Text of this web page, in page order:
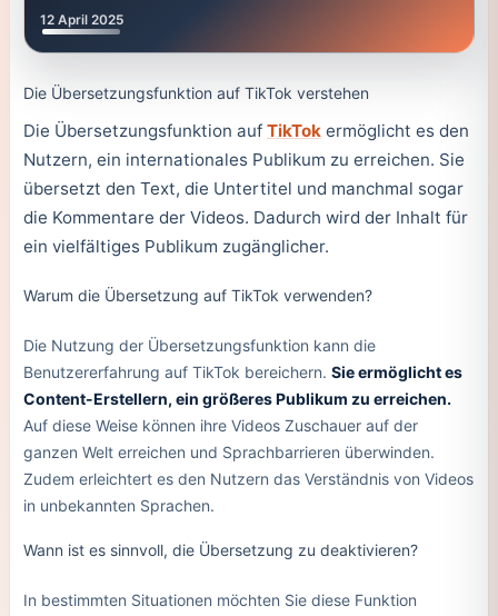
12 April 2025
Die Übersetzungsfunktion auf TikTok verstehen
Die Übersetzungsfunktion auf TikTokermöglicht es den
Nutzern, ein internationales Publikum zu erreichen. Sie
übersetzt den Text, die Untertitel und manchmal sogar
die Kommentare der Videos. Dadurch wird der Inhalt für
ein vielfältiges Publikum zugänglicher.
Warum die Übersetzung auf TikTok verwenden?
Die Nutzung der Übersetzungsfunktion kann die
Benutzererfahrung auf TikTok bereichern. Sie ermöglicht es
Content-Erstellern, ein größeres Publikum zu erreichen.
Auf diese Weise können ihre Videos Zuschauer auf der
ganzen Welt erreichen und Sprachbarrieren überwinden.
Zudem erleichtert es den Nutzern das Verständnis von Videos
in unbekannten Sprachen.
Wann ist es sinnvoll, die Übersetzung zu deaktivieren?
In bestimmten Situationen möchten Sie diese Funktion